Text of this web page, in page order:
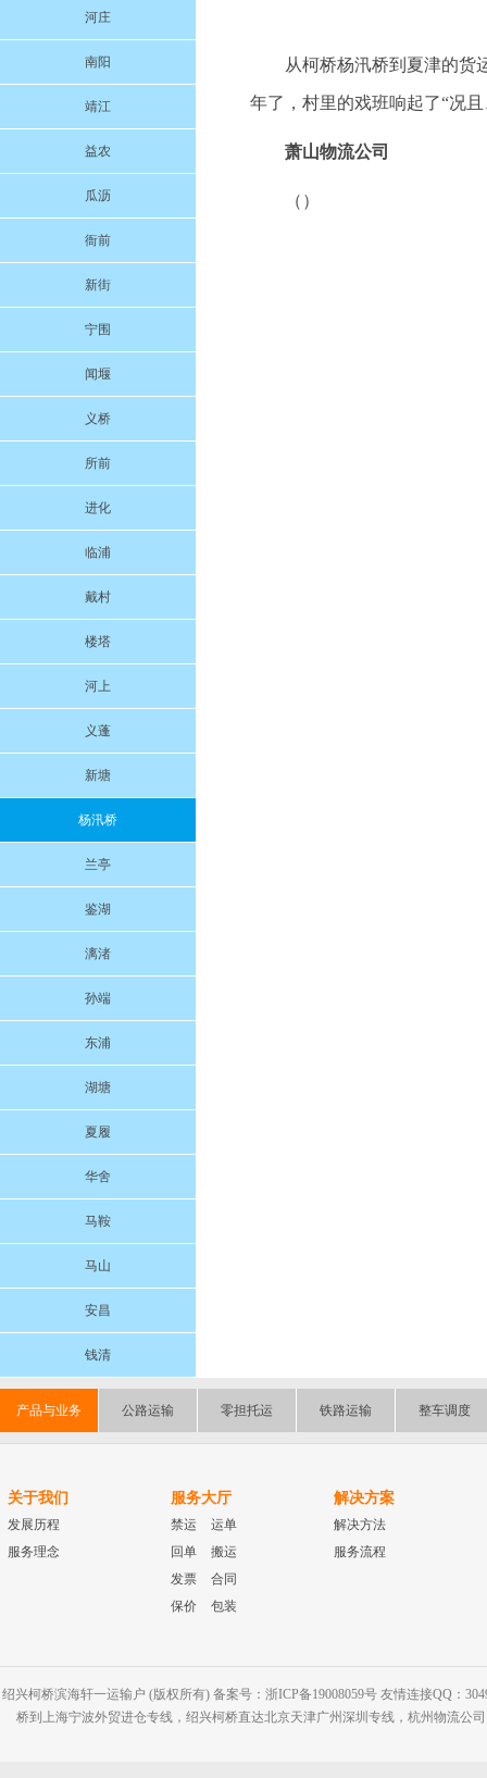
河庄
南阳
靖江
益农
瓜沥
衙前
新街
宁围
闻堰
义桥
所前
进化
临浦
戴村
楼塔
河上
义蓬
新塘
杨汛桥
兰亭
鉴湖
漓渚
孙端
东浦
湖塘
夏履
华舍
马鞍
马山
安昌
钱清
从柯桥杨汛桥到夏津的货
年了，村里的戏班响起了“况
萧山物流公司
（）
产品与业务 公路运输 零担托运 铁路运输 整车调度
关于我们
发展历程
服务理念
服务大厅
禁运
运单
回单
搬运
发票
合同
保价
包装
解决方案
解决方法
服务流程
绍兴柯桥滨海轩一运输户 (版权所有) 备案号：浙ICP备19008059号 友情连接QQ：
桥到上海宁波外贸进仓专线，绍兴柯桥直达北京天津广州深圳专线，杭州物流公